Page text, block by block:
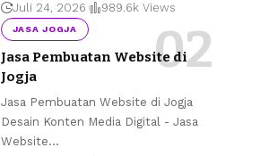
Juli 24, 2026
989.6k Views
JASA JOGJA
Jasa Pembuatan Website di
Jogja
Jasa Pembuatan Website di Jogja
Desain Konten Media Digital - Jasa
Website…